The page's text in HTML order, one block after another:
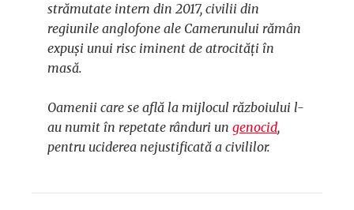
strămutate intern din 2017, civilii din
regiunile anglofone ale Camerunului rămân
expuși unui risc iminent de atrocități în
masă.
Oamenii care se află la mijlocul războiului l-
au numit în repetate rânduri un genocid,
pentru uciderea nejustificată a civililor.